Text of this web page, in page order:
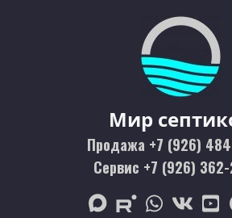
Мир
Мир
Продажа +7 (926)
Сервис +7 (926)
max rutubewhatsapp
vk